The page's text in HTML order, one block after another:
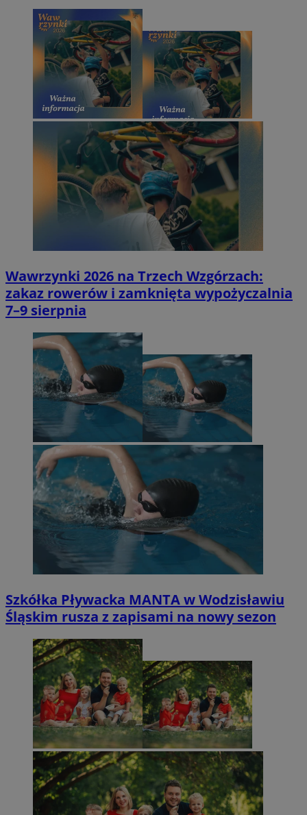
Wawrzynki 2026 na Trzech Wzgórzach:
zakaz rowerów i zamknięta wypożyczalnia
7–9 sierpnia
Szkółka Pływacka MANTA w Wodzisławiu
Śląskim rusza z zapisami na nowy sezon